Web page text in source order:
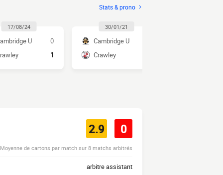
Stats & prono
17/08/24
U
0
1
30/01/21
Cambridge U
Crawley
2.9 0
Moyenne de cartons par match sur 8 matchs arbitrés
arbitre assistant